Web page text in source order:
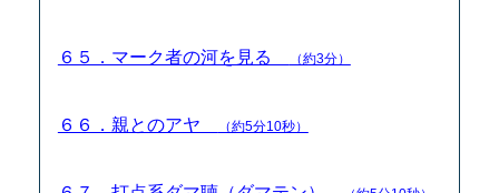
６５．マーク者の河を見る （約3分）
６６．親とのアヤ （約5分10秒）